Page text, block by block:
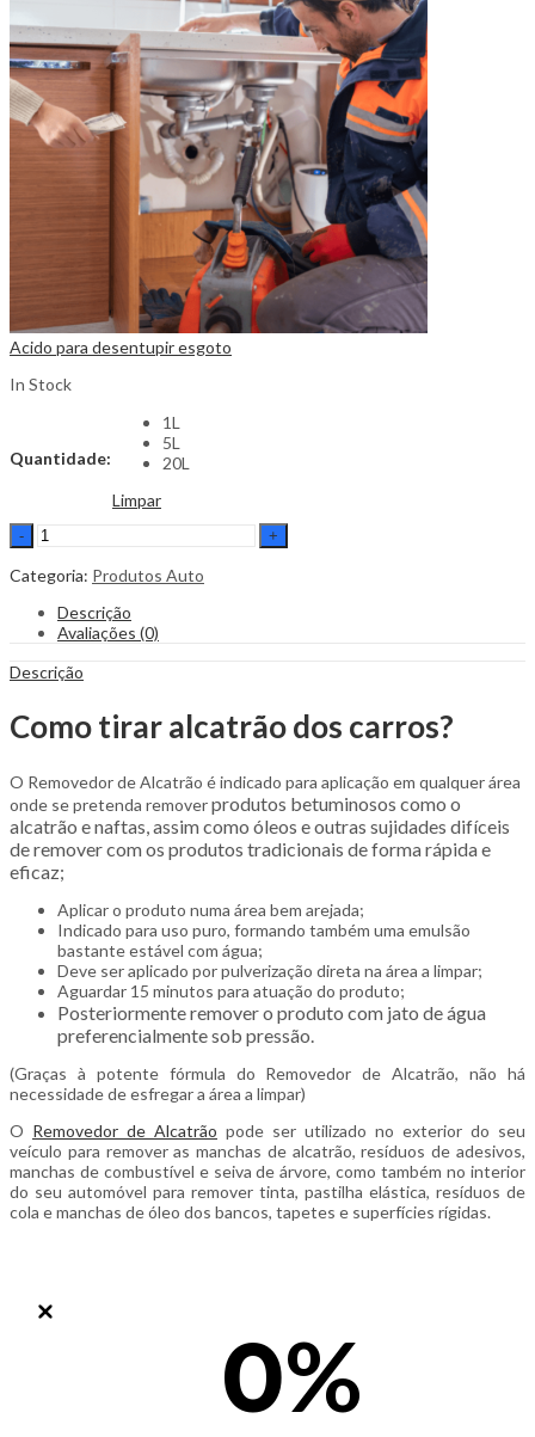
Acido para desentupir esgoto
In Stock
Quantidade:
1L
5L
20L
Limpar
Quantidade
Removedor
Alcatrão
do
Categoria: Produtos Auto
Descrição
Avaliações (0)
Descrição
Como tirar alcatrão dos carros?
O Removedor de Alcatrão é indicado para aplicação em qualquer área
onde se pretenda removerprodutos betuminosos como o
alcatrão e naftas, assim como óleos e outras sujidades difíceis
de remover com os produtos tradicionais de forma rápida e
eficaz;
Aplicar o produto numa área bem arejada;
Indicado para uso puro, formando também uma emulsão
bastante estável com água;
Deve ser aplicado por pulverização direta na área a limpar;
Aguardar 15 minutos para atuação do produto;
Posteriormente remover o produto com jato de água
preferencialmente sob pressão.
(Graças à potente fórmula do Removedor de Alcatrão, não há
necessidade de esfregar a área a limpar)
O Removedor de Alcatrão pode ser utilizado no exterior do seu
veículo para remover as manchas de alcatrão, resíduos de adesivos,
manchas de combustível e seiva de árvore, como também no interior
do seu automóvel para remover tinta, pastilha elástica, resíduos de
cola e manchas de óleo dos bancos, tapetes e superfícies rígidas.
0%